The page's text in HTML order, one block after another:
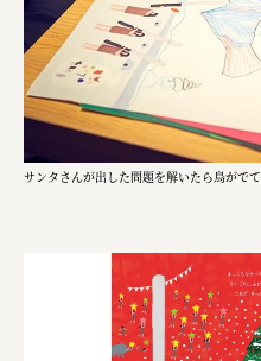
SPACE COTAN株式会
クワトロ Quattro
株式会社オレンジページ​
フジ物産株式会社
野村不動産ビルディング
大堀相馬焼陶吉郎窯
サンタさんが出した問題を解いたら鳥がで